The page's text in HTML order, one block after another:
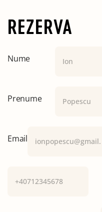
REZERVA
Nume
Prenume
Email